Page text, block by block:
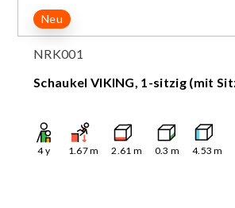
Neu
NRK001
Schaukel VIKING, 1-sitzig (mit
4y 1.67m 2.61 m 0.3 m 4.53 m